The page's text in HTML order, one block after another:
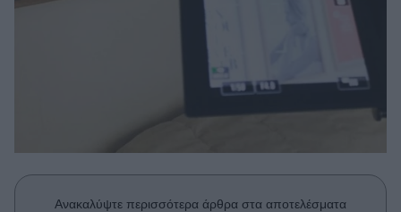
Πρόσωπα
Ανακαλύψτε περισσότερα άρθρα στα αποτελέσματα